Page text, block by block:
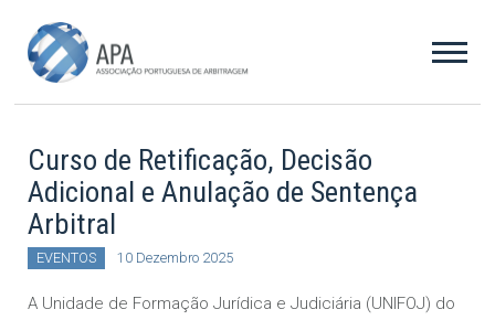
Curso de Retificação, Decisão
Adicional e Anulação de Sentença
Arbitral
EVENTOS 10 Dezembro 2025
A Unidade de Formação Jurídica e Judiciária (UNIFOJ) do